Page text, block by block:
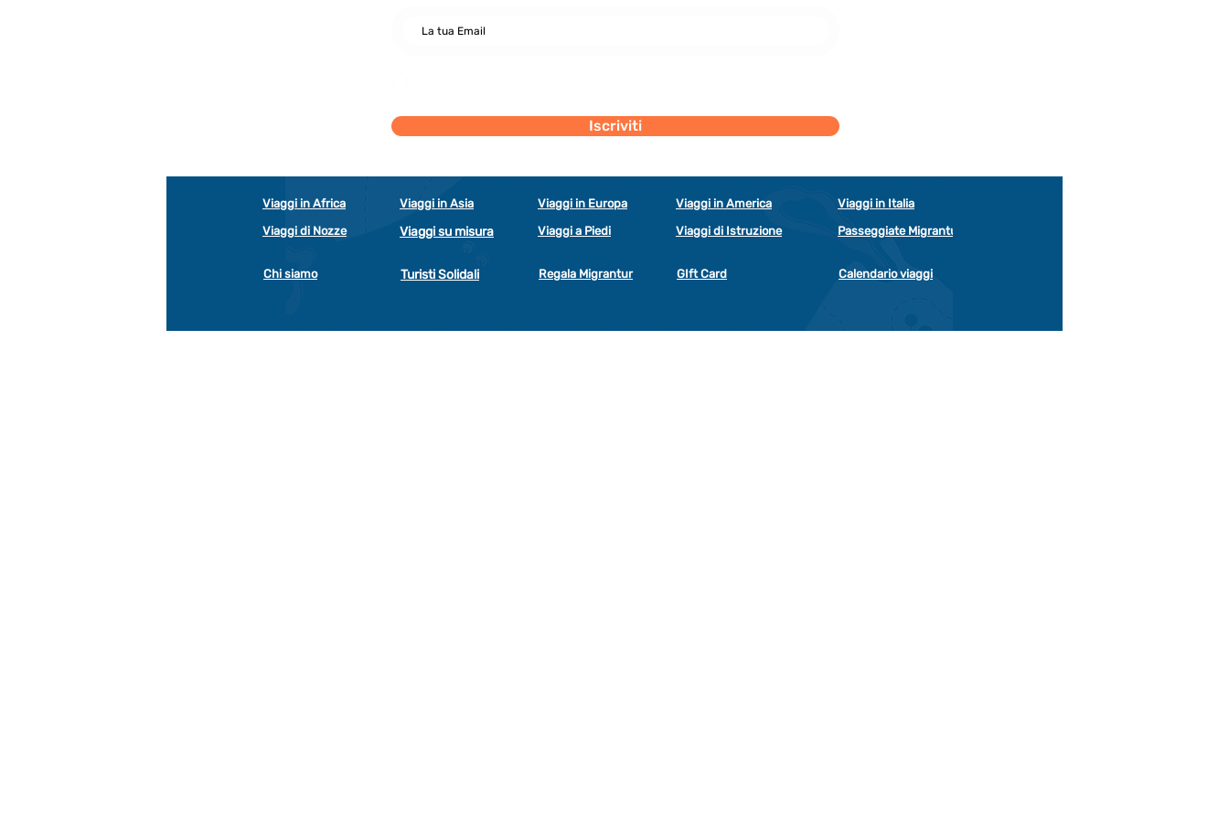
Iscriviti
Viaggi in Africa Viaggi in Asia Viaggi in Europa Viaggi in America
Viaggi in Italia
Viaggi di Nozze
Viaggi su misura Viaggi a Piedi Viaggi di Istruzione Passeggiate Migrantur
Chi siamo Turisti Solidali Regala Migrantur GIft Card Calendario viaggi